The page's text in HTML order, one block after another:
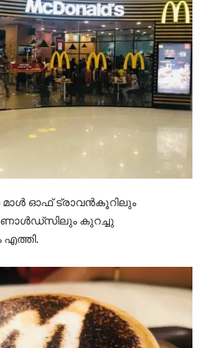
ഓഫ് ട്രാവൻകൂറിലും
കുറച്ചു
എത്തി.